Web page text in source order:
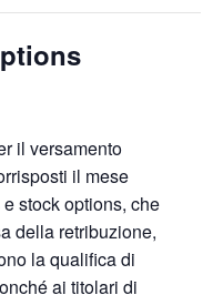
il versamento
il mese
stock options, che
della retribuzione,
la qualifica di
ai titolari di